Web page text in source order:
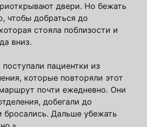
двери. Но бежать
чтобы добраться до
стояла поблизости и
вниз.
пациентки из
которые повторяли этот
почти ежедневно. Они
добегали до
бросались. Дальше убежать